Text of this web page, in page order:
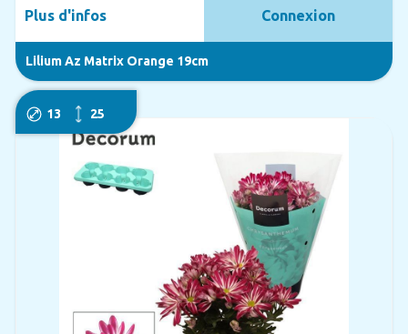
Lilium Az Matrix Orange 19cm
Plus d'infos Connexion
13 25